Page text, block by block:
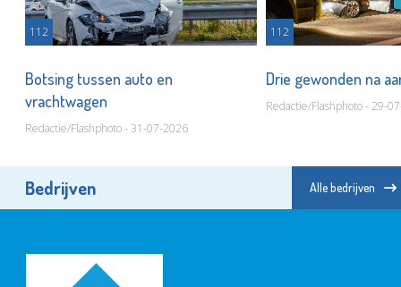
112
Botsing tussen auto en
vrachtwagen
Redactie/Flashphoto - 31-07-2026
112
Drie gewonden na
Redactie/Flashphoto - 29-
Bedrijven Alle bedrijven